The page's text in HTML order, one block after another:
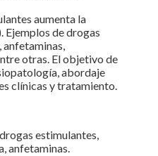
aumenta la
de drogas
anfetaminas,
otras. El objetivo de
abordaje
clínicas y tratamiento.
estimulantes,
anfetaminas.